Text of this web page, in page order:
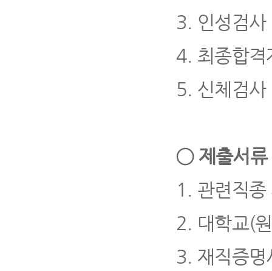
3. 인성검사
4. 최종합
5. 신체검사
◯ 제출서류
1. 관련직
2. 대학교(원
3. 재직증명